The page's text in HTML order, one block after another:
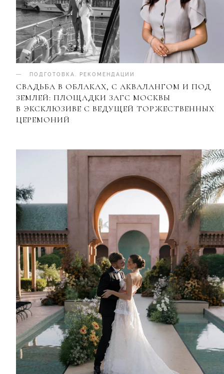
ПОДГОТОВКА. РЕКОМЕНДАЦИИ
СВАДЬБА В ОБЛАКАХ, С АКВАЛАНГОМ И ПОД
ЗЕМЛЕЙ: ПЛОЩАДКИ ЗАГС МОСКВЫ
В ЭКСКЛЮЗИВЕ С ВЕДУЩЕЙ ТОРЖЕСТВЕННЫХ
ЦЕРЕМОНИЙ